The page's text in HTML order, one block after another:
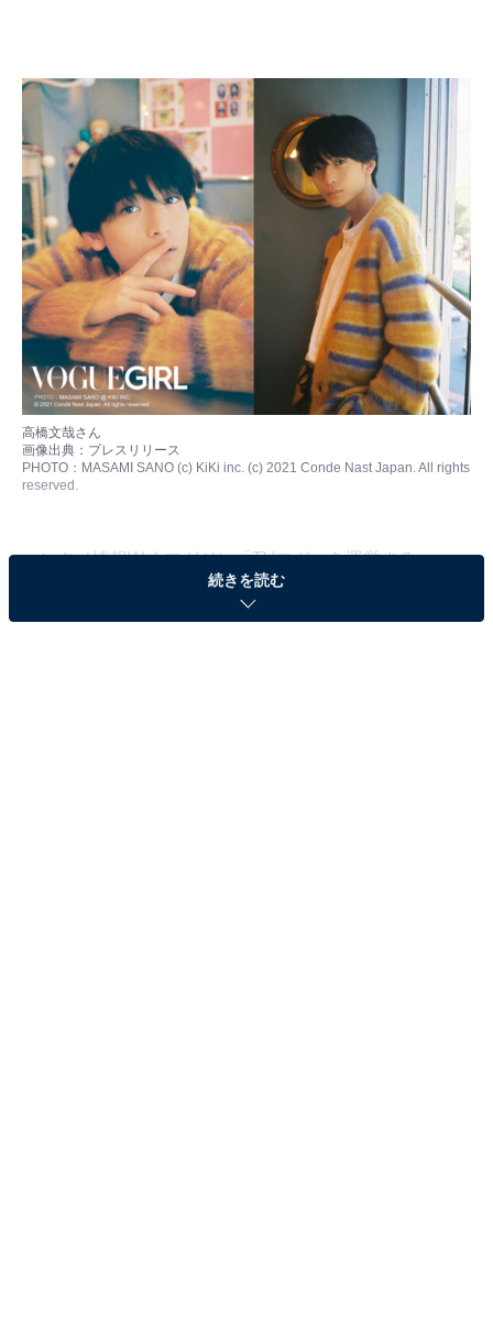
高橋文哉さん
画像出典： プレスリリース
PHOTO：MASAMI SANO (c) KiKi inc. (c) 2021 Conde Nast Japan. All rights
reserved.
エンタメ情報Webマガジン「TVマガ」を運営する
WonderSpaceは、俳優に関するWeb調査を実施。同調査
は2023年3月8～9日の期間、10〜50代以上の男女100人
続きを読む